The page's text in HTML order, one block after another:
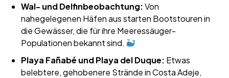
Wal- und Delfinbeobachtung:Von
nahegelegenen Häfen aus starten Bootstouren in
die Gewässer, die für ihre Meeressäuger-
Populationen bekannt sind.
Playa Fañabé und Playa del Duque: Etwas
belebtere, gehobenere Strände in Costa Adeje,